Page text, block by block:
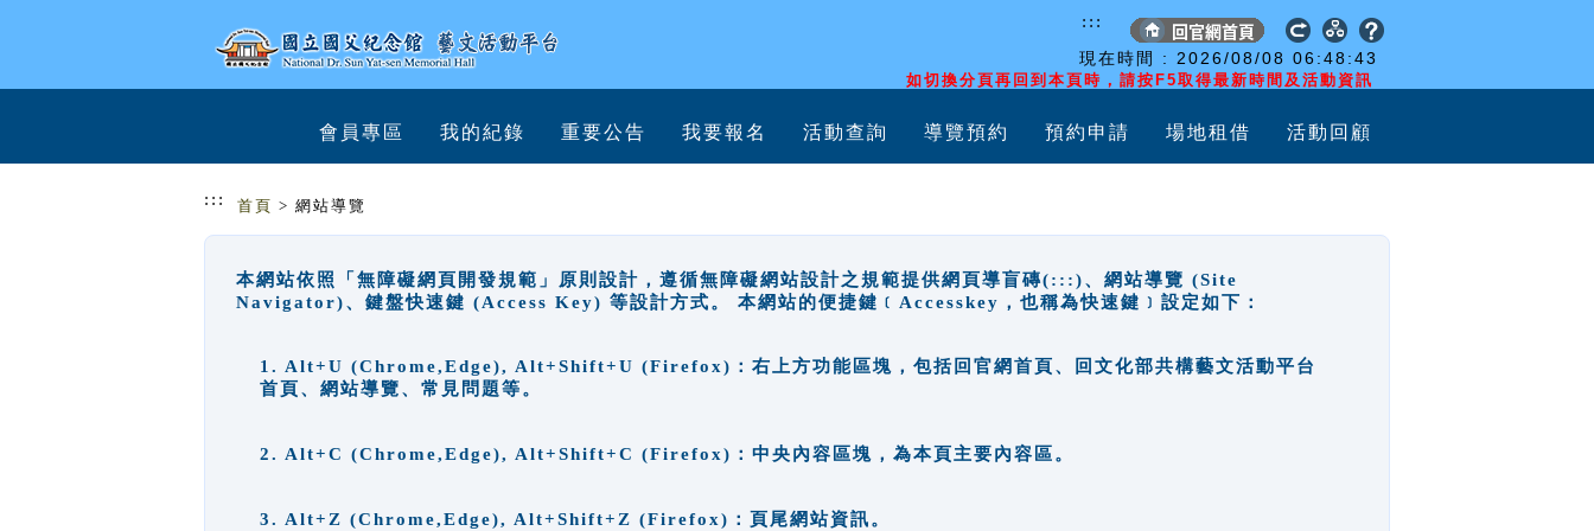
現在時間 : 2026/08/08 06:48:43
如切換分頁再回到本頁時，請按F5取得最新時間及活動資訊
:::
會員專區 我的紀錄 重要公告 我要報名 活動查詢 導覽預約 預約申請 場地租借 活動回顧
::: 首頁 > 網站導覽
本網站依照「無障礙網頁開發規範」原則設計，遵循無障礙網站設計之規範提供網頁導盲磚(:::)、網站導覽 (Site
Navigator)、鍵盤快速鍵 (Access Key) 等設計方式。 本網站的便捷鍵﹝Accesskey，也稱為快速鍵﹞設定如下：
1. Alt+U (Chrome,Edge), Alt+Shift+U (Firefox)：右上方功能區塊，包括回官網首頁、回文化部共構藝文活動平台
首頁、網站導覽、常見問題等。
2. Alt+C (Chrome,Edge), Alt+Shift+C (Firefox)：中央內容區塊，為本頁主要內容區。
3. Alt+Z (Chrome,Edge), Alt+Shift+Z (Firefox)：頁尾網站資訊。